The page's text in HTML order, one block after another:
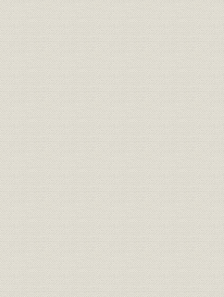
一、 スマトラ工場の建設 斎藤隆
二、 スマトラで最初の洋紙を抄く 青木貞治
三、 スマトラ工場建設地に着くまで 藤井雪夫
四、 原木供給 田沢六郎
五、 兵や現地人の善意を頼りに 伊藤直三郎
六、 手漉紙の製造 佐藤芳蔵
第四編 ジャワ
一、 ジャワ工場の思い出 湯下謙三郎
附記、 ジャワの原木事情 萩原一正
二、 インドネシア独立の犠牲となったジャワ工場員 鈴木一信
附記一、 ジャワ工場建設小誌 鈴木一信
附記二、 郷里への手紙
第五編 比島
一、 比島工場建設の経緯 小野豊明
二、 比島工場の回顧 中島義之助